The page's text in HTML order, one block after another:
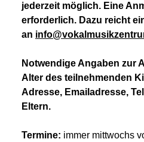
jederzeit möglich. Eine
erforderlich. Dazu reicht
an
Notwendige Angaben zur
Alter des teilnehmenden
Adresse, Emailadresse,
Eltern.
Termine: immer mittwochs